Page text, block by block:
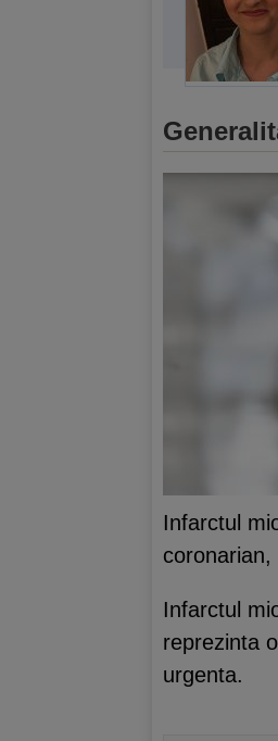
Infarctul
coronarian,
Infarctul
reprezinta
urgenta.